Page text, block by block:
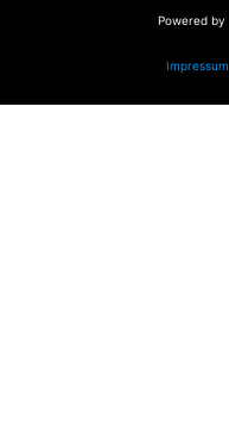
Powered by
Impressum